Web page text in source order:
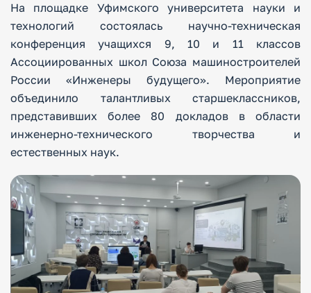
На площадке Уфимского университета науки и
технологий состоялась научно-техническая
конференция учащихся 9, 10 и 11 классов
Ассоциированных школ Союза машиностроителей
России «Инженеры будущего». Мероприятие
объединило талантливых старшеклассников,
представивших более 80 докладов в области
инженерно-технического творчества и
естественных наук.